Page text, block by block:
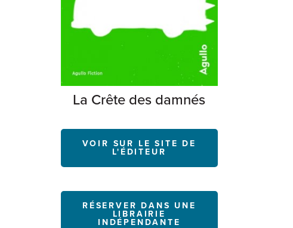
La Crête des damnés
VOIR SUR LE SITE DE
L'ÉDITEUR
RÉSERVER DANS UNE
LIBRAIRIE
INDÉPENDANTE